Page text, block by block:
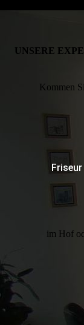
UNSERE
Kommen
im Hof